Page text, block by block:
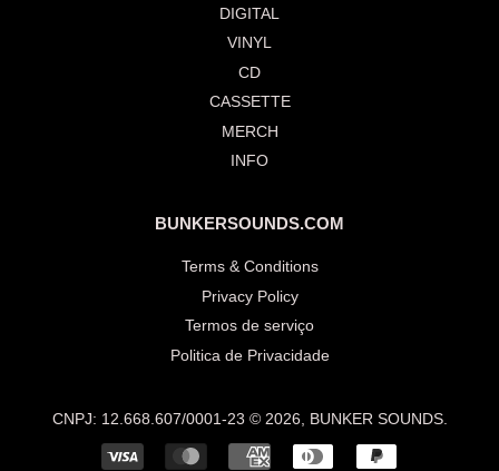
DIGITAL
VINYL
CD
CASSETTE
MERCH
INFO
BUNKERSOUNDS.COM
Terms & Conditions
Privacy Policy
Termos de serviço
Politica de Privacidade
CNPJ: 12.668.607/0001-23 © 2026, BUNKER SOUNDS.
Formas